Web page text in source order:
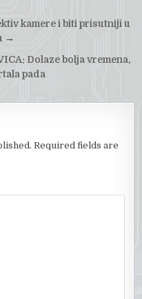
kamere i biti prisutniji u
→
Dolaze bolja vremena,
pada
Required fields are